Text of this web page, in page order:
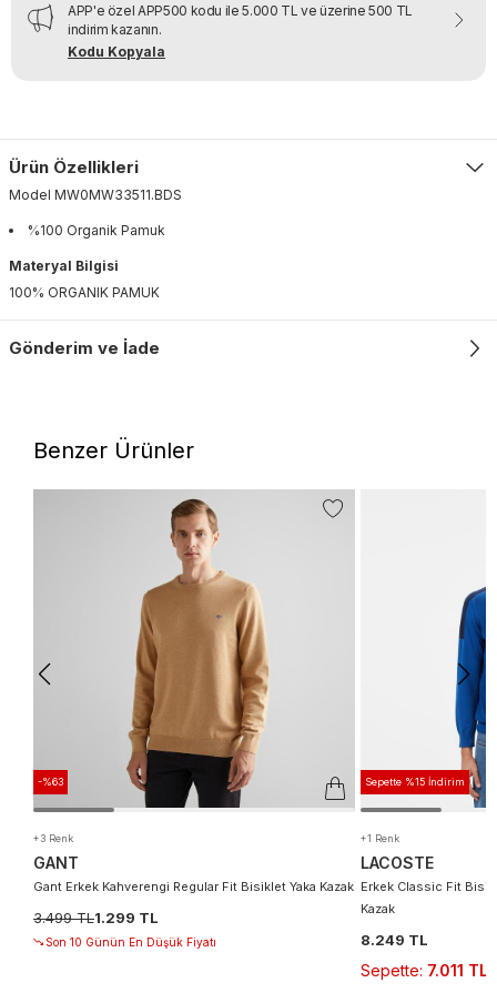
APP'e özel APP500 kodu ile 5.000 TL ve üzerine 500 TL
indirim kazanın.
Kodu Kopyala
Ürün Özellikleri
Model MW0MW33511.BDS
%100 Organik Pamuk
Materyal Bilgisi
100% ORGANIK PAMUK
Gönderim ve İade
Benzer Ürünler
-%63
+3 Renk
GANT
Gant Erkek Kahverengi Regular Fit Bisiklet Yaka Kazak
3.499 TL1.299 TL
Son 10 Günün En Düşük Fiyatı
Sepette %15 İndirim
+1 Renk
LACOSTE
Erkek Classic Fit
Kazak
8.249 TL
Sepette: 7.011 TL